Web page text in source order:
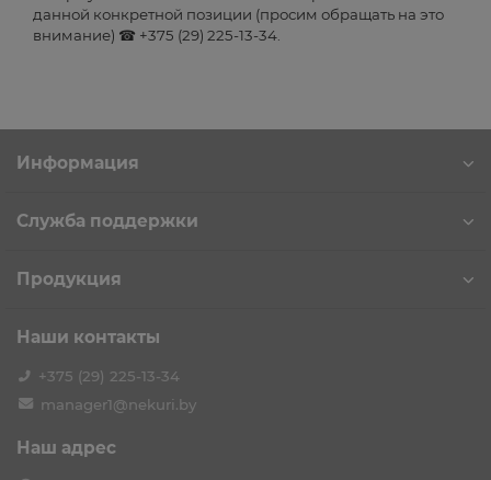
данной конкретной позиции (просим обращать на это
внимание) ☎ +375 (29) 225-13-34.
Информация
Служба поддержки
Продукция
Наши контакты
+375 (29) 225-13-34
manager1@nekuri.by
Наш адрес